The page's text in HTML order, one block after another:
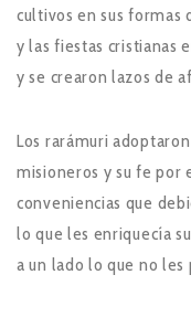
cultivos en sus formas
y las fiestas cristianas
y se crearon lazos de
Los rarámuri
misioneros y su fe por
conveniencias que
lo que les enriquecía
a un lado lo que no les